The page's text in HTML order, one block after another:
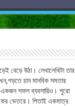
বেড়ে উঠা। লেখালেখিটা তার
চান মানবিক সমতার
একজন সফল ব্যবসায়িও। পুরো
ভেতরে। পিতাই একমাত্র